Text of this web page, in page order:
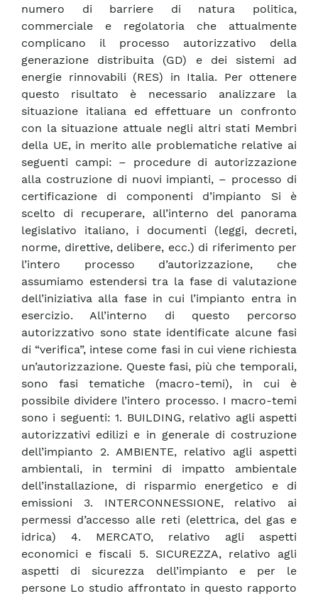
numero di barriere di natura politica,
commerciale e regolatoria che attualmente
complicano il processo autorizzativo della
generazione distribuita (GD) e dei sistemi ad
energie rinnovabili (RES) in Italia. Per ottenere
questo risultato è necessario analizzare la
situazione italiana ed effettuare un confronto
con la situazione attuale negli altri stati Membri
della UE, in merito alle problematiche relative ai
seguenti campi: – procedure di autorizzazione
alla costruzione di nuovi impianti, – processo di
certificazione di componenti d’impianto Si è
scelto di recuperare, all’interno del panorama
legislativo italiano, i documenti (leggi, decreti,
norme, direttive, delibere, ecc.) di riferimento per
l’intero processo d’autorizzazione, che
assumiamo estendersi tra la fase di valutazione
dell’iniziativa alla fase in cui l’impianto entra in
esercizio. All’interno di questo percorso
autorizzativo sono state identificate alcune fasi
di “verifica”, intese come fasi in cui viene richiesta
un’autorizzazione. Queste fasi, più che temporali,
sono fasi tematiche (macro-temi), in cui è
possibile dividere l’intero processo. I macro-temi
sono i seguenti: 1. BUILDING, relativo agli aspetti
autorizzativi edilizi e in generale di costruzione
dell’impianto 2. AMBIENTE, relativo agli aspetti
ambientali, in termini di impatto ambientale
dell’installazione, di risparmio energetico e di
emissioni 3. INTERCONNESSIONE, relativo ai
permessi d’accesso alle reti (elettrica, del gas e
idrica) 4. MERCATO, relativo agli aspetti
economici e fiscali 5. SICUREZZA, relativo agli
aspetti di sicurezza dell’impianto e per le
persone Lo studio affrontato in questo rapporto